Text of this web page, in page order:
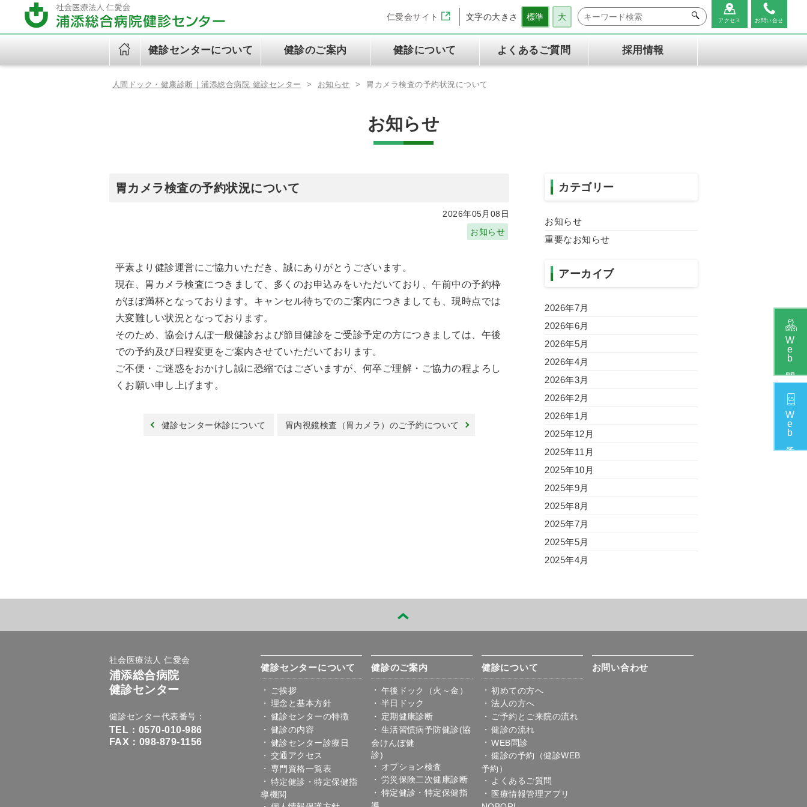
仁愛会サイト 文字の大きさ 標準 大 アクセス お問い合せ
健診センターについて
健診センターについて
健診センターの特徴
個人情報保護方針 情報セキュリティ方針 キャンセルポリシー
健診のご案内
健診のご案内（健診コース）
定期健康診断
健診について
健診について
ご予約とご来院の流れ
よくあるご質問 採用情報
人間ドック・健康診断｜浦添総合病院 健診センター > お知らせ > 胃カメラ検査の予約状況について
お知らせ
胃カメラ検査の予約状況について
2026年05月08日
お知らせ
平素より健診運営にご協力いただき、誠にありがとうございます。
現在、胃カメラ検査につきまして、多くのお申込みをいただいており、午前中の予約枠
がほぼ満杯となっております。キャンセル待ちでのご案内につきましても、現時点では
大変難しい状況となっております。
そのため、協会けんぽ一般健診および節目健診をご受診予定の方につきましては、午後
での予約及び日程変更をご案内させていただいております。
ご不便・ご迷惑をおかけし誠に恐縮ではございますが、何卒ご理解・ご協力の程よろし
くお願い申し上げます。
健診センター休診について 胃内視鏡検査（胃カメラ）のご予約について
カテゴリー
お知らせ
重要なお知らせ
アーカイブ
2026年7月
2026年6月
2026年5月
2026年4月
2026年3月
2026年2月
2026年1月
2025年12月
2025年11月
2025年10月
2025年9月
2025年8月
2025年7月
2025年5月
2025年4月
W
e
b
W
e
b
社会医療法人 仁愛会
浦添総合病院
健診センター
健診センター代表番号
TEL：0570-010-986
FAX：098-879-1156
健診センターについて
ご挨拶
理念と基本方針
健診センターの特徴
健診の内容
健診センター診療日
交通アクセス
専門資格一覧表
特定健診・特定保健指
導機関
健診のご案内
午後ドック（火～金）
半日ドック
定期健康診断
生活習慣病予防健診(協
会けんぽ健
診)
オプション検査
労災保険二次健康診断
特定健診・特定保健指
健診について
初めての方へ
法人の方へ
ご予約とご来院の流れ
健診の流れ
WEB問診
健診の予約（健診WEB
予約）
よくあるご質問
医療情報管理アプリ
お問い合わせ